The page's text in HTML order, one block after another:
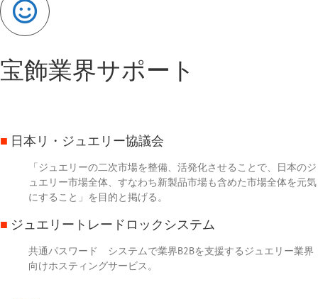
宝飾業界サポート
■ 日本リ・ジュエリー協議会
「ジュエリーの二次市場を整備、活発化させることで、日本のジ
ュエリー市場全体、すなわち新製品市場も含めた市場全体を元気
にすること」を目的と掲げる。
■ ジュエリートレードロックシステム
共通パスワード システムで業界B2Bを支援するジュエリー業界
向けホスティングサービス。